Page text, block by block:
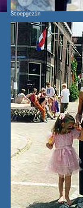
Stoepgezin